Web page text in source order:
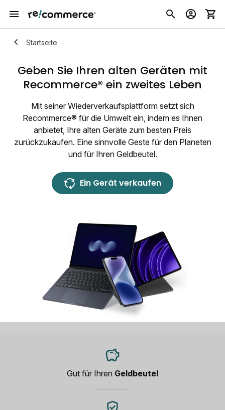
Startseite
Geben Sie Ihren alten Geräten mit
Recommerce® ein zweites Leben
Mit seiner Wiederverkaufsplattform setzt sich
Recommerce® für die Umwelt ein, indem es Ihnen
anbietet, Ihre alten Geräte zum besten Preis
zurückzukaufen. Eine sinnvolle Geste für den Planeten
und für Ihren Geldbeutel.
Ein Gerät verkaufen
Gut für Ihren Geldbeutel